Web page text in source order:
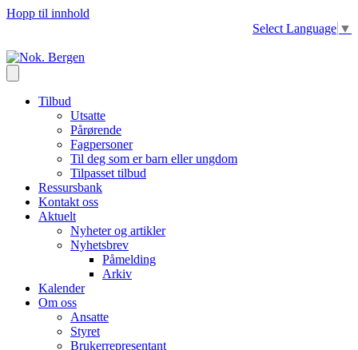
Hopp til innhold
Select Language ▼
Tilbud
Utsatte
Pårørende
Fagpersoner
Til deg som er barn eller ungdom
Tilpasset tilbud
Ressursbank
Kontakt oss
Aktuelt
Nyheter og artikler
Nyhetsbrev
Påmelding
Arkiv
Kalender
Om oss
Ansatte
Styret
Brukerrepresentant